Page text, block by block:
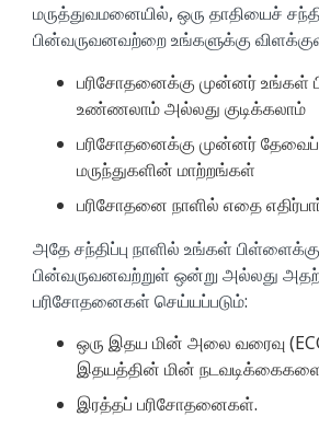
மருத்துவமனையில், ஒரு தாதியைச்
பின்வருவனவற்றை உங்களுக்கு
பரிசோதனைக்கு முன்னர் உங்கள்
உண்ணலாம் அல்லது குடிக்கலாம்
பரிசோதனைக்கு முன்னர்
மருந்துகளின் மாற்றங்கள்
பரிசோதனை நாளில் எதை
அதே சந்திப்பு நாளில் உங்கள் பிள்ளைக்கு
பின்வருவனவற்றுள் ஒன்று அல்லது
பரிசோதனைகள் செய்யப்படும்:
ஒரு இதய மின் அலை வரைவு
இதயத்தின் மின் நடவடிக்கைகளைப்
இரத்தப் பரிசோதனைகள்.